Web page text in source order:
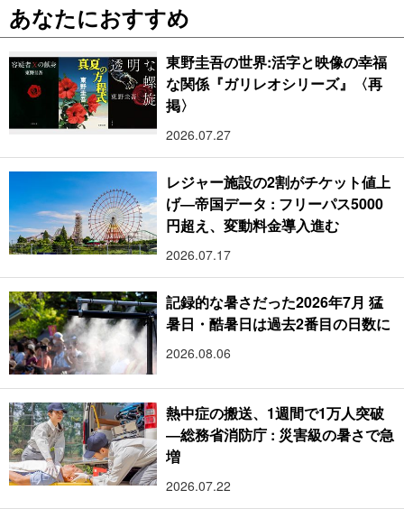
あなたにおすすめ
東野圭吾の世界:活字と映像の幸福
な関係『ガリレオシリーズ』〈再
掲〉
2026.07.27
レジャー施設の2割がチケット値上
げ―帝国データ : フリーパス5000
円超え、変動料金導入進む
2026.07.17
記録的な暑さだった2026年7月 猛
暑日・酷暑日は過去2番目の日数に
2026.08.06
熱中症の搬送、1週間で1万人突破
―総務省消防庁 : 災害級の暑さで急
増
2026.07.22